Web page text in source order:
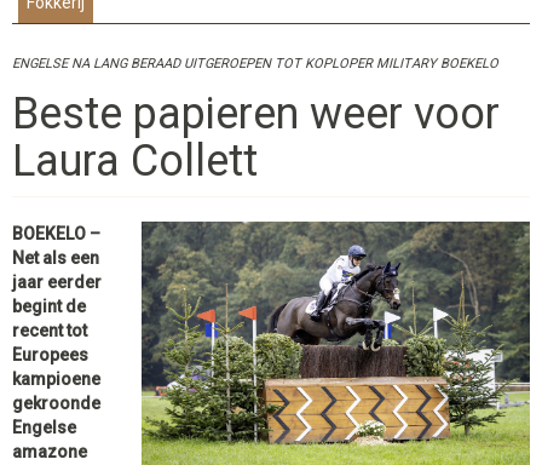
ENGELSE NA LANG BERAAD UITGEROEPEN TOT KOPLOPER MILITARY BOEKELO
Beste papieren weer voor
Laura Collett
BOEKELO –
Net als een
jaar eerder
begint de
recent tot
Europees
kampioene
gekroonde
Engelse
amazone